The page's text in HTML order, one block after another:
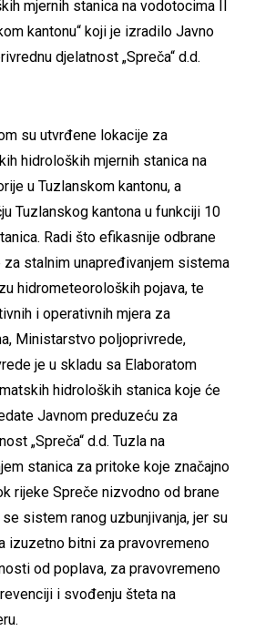
mjernih stanica na vodotocima II
kantonu“ koji je izradilo Javno
djelatnost „Spreča“ d.d.
su utvrđene lokacije za
hidroloških mjernih stanica na
u Tuzlanskom kantonu, a
Tuzlanskog kantona u funkciji 10
Radi što efikasnije odbrane
stalnim unapređivanjem sistema
hidrometeoroloških pojava, te
i operativnih mjera za
Ministarstvo poljoprivrede,
je u skladu sa Elaboratom
hidroloških stanica koje će
Javnom preduzeću za
„Spreča“ d.d. Tuzla na
stanica za pritoke koje značajno
rijeke Spreče nizvodno od brane
sistem ranog uzbunjivanja, jer su
izuzetno bitni za pravovremeno
od poplava, za pravovremeno
i svođenju šteta na